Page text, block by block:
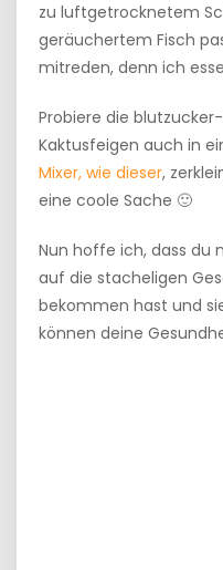
zu luftgetrocknetem
geräuchertem Fisch
mitreden, denn ich
Probiere die
Kaktusfeigen auch in
Mixer, wie dieser,
eine coole Sache 🙂
Nun hoffe ich, dass du
auf die stacheligen
bekommen hast und
können deine